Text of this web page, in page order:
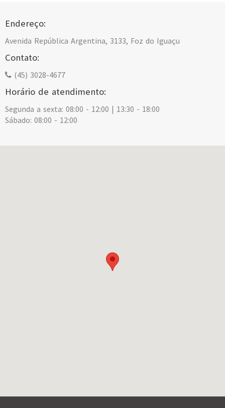
Endereço:
Avenida República Argentina, 3133, Foz do Iguaçu
Contato:
(45) 3028-4677
Horário de atendimento:
Segunda a sexta: 08:00 - 12:00 | 13:30 - 18:00
Sábado: 08:00 - 12:00